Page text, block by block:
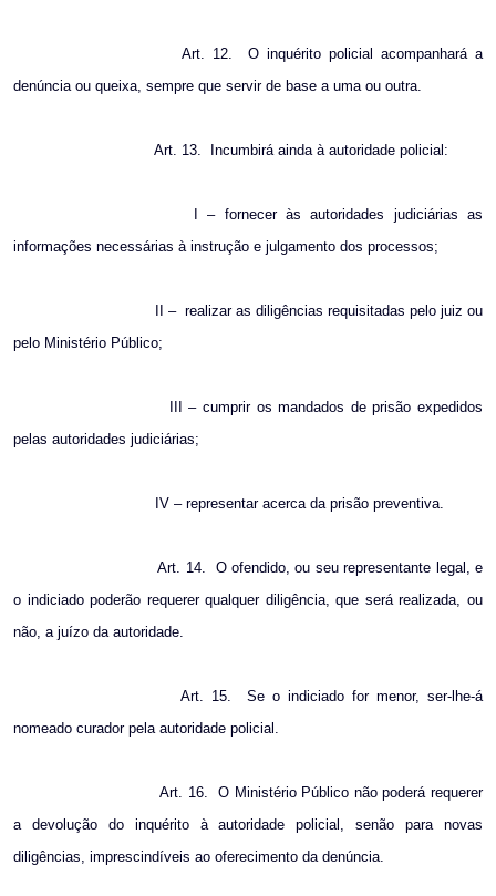
Art. 12.
O inquérito policial acompanhará a
denúncia ou queixa, sempre que servir de base a uma ou outra.
Art. 13. Incumbirá ainda à autoridade policial:
I – fornecer às autoridades judiciárias as
informações necessárias à instrução e julgamento dos processos;
II – realizar as diligências requisitadas pelo juiz ou
pelo Ministério Público;
III – cumprir os mandados de prisão expedidos
pelas autoridades judiciárias;
IV – representar acerca da prisão preventiva.
Art. 14.
O ofendido, ou seu representante legal, e
o indiciado poderão requerer qualquer diligência, que será realizada, ou
não, a juízo da autoridade.
Art. 15.
Se o indiciado for menor, ser-lhe-á
nomeado curador pela autoridade policial.
Art. 16.
O Ministério Público não poderá requerer
a devolução do inquérito à autoridade policial, senão para novas
diligências, imprescindíveis ao oferecimento da denúncia.